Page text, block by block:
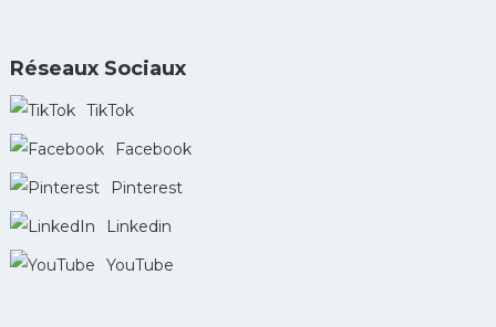
Réseaux Sociaux
TikTok
Facebook
Pinterest
Linkedin
YouTube